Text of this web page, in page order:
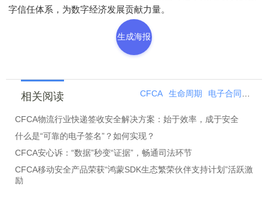
字信任体系，为数字经济发展贡献力量。
生成海报
相关阅读 CFCA 生命周期 电子合同
CFCA物流行业快递签收安全解决方案：始于效率，成于安全
什么是“可靠的电子签名”？如何实现？
CFCA安心诉：“数据”秒变“证据”，畅通司法环节
CFCA移动安全产品荣获“鸿蒙SDK生态繁荣伙伴支持计划”活跃激
励